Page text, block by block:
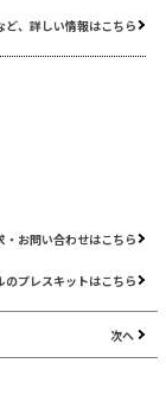
ど、詳しい情報はこちら
・お問い合わせはこちら
のプレスキットはこちら
次へ